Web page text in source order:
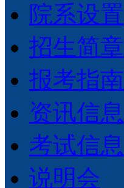
院系设置
招生简章
报考指南
资讯信息
考试信息
说明会